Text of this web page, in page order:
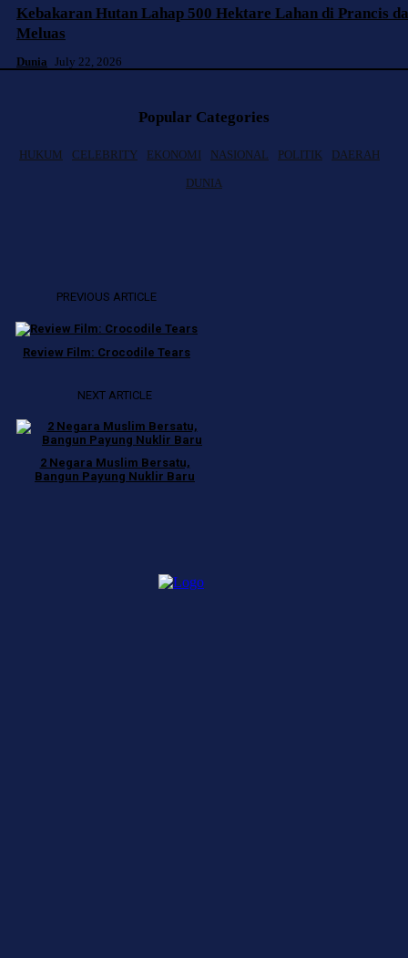
Kebakaran Hutan Lahap 500 Hektare Lahan di Prancis
Meluas
Dunia July 22, 2026
Popular Categories
HUKUM CELEBRITY EKONOMI NASIONAL POLITIK DAERAH
DUNIA
PREVIOUS ARTICLE
Review Film: Crocodile Tears
NEXT ARTICLE
2 Negara Muslim Bersatu,
Bangun Payung Nuklir Baru